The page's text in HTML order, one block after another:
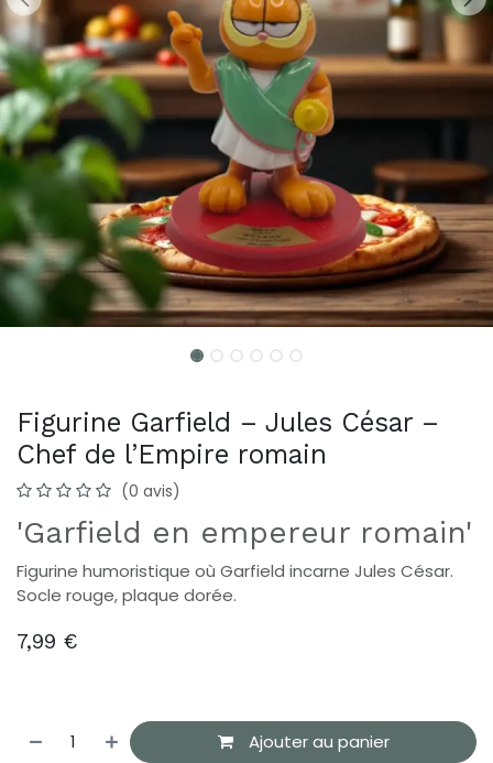
Figurine Garfield – Jules César –
Chef de l’Empire romain
(0 avis)
'Garfield en empereur romain'
Figurine humoristique où Garfield incarne Jules César.
Socle rouge, plaque dorée.
7,99 €
Ajouter au panier